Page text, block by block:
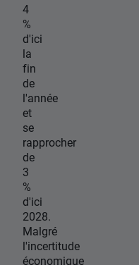
4
%
d'ici
la
fin
de
l'année
et
se
rapprocher
de
3
%
d'ici
2028.
Malgré
l'incertitude
économique